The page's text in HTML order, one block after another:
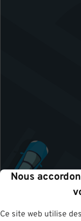
Nous
Ce site web utilise